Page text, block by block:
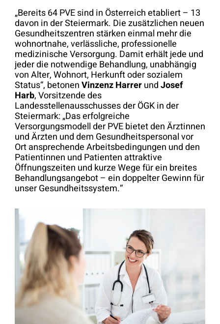
„Bereits 64 PVE sind in Österreich etabliert – 13
davon in der Steiermark. Die zusätzlichen neuen
Gesundheitszentren stärken einmal mehr die
wohnortnahe, verlässliche, professionelle
medizinische Versorgung. Damit erhält jede und
jeder die notwendige Behandlung, unabhängig
von Alter, Wohnort, Herkunft oder sozialem
Status“, betonenVinzenz HarrerundJosef
Harb, Vorsitzende des
Landesstellenausschusses der ÖGK in der
Steiermark: „Das erfolgreiche
Versorgungsmodell der PVE bietet den Ärztinnen
und Ärzten und dem Gesundheitspersonal vor
Ort ansprechende Arbeitsbedingungen und den
Patientinnen und Patienten attraktive
Öffnungszeiten und kurze Wege für ein breites
Behandlungsangebot – ein doppelter Gewinn für
unser Gesundheitssystem.“